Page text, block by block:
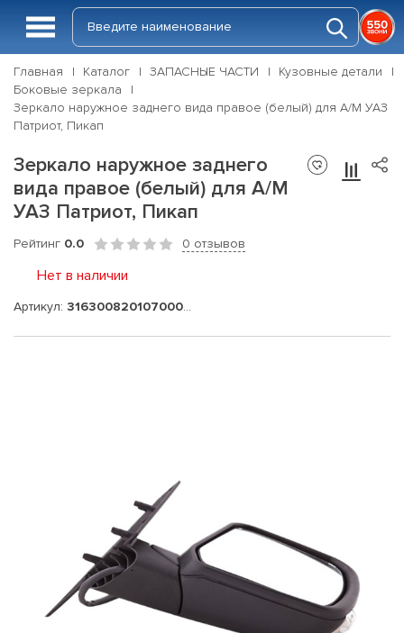
Главная Каталог ЗАПАСНЫЕ ЧАСТИ
Кузовные детали
Боковые зеркала
Зеркало наружное заднего вида правое (белый) для А/М УАЗ
Патриот, Пикап
Зеркало наружное заднего
вида правое (белый) для А/М
УАЗ Патриот, Пикап
Рейтинг 0.0 0 отзывов
Нет в наличии
Артикул: 316300820107000BCE